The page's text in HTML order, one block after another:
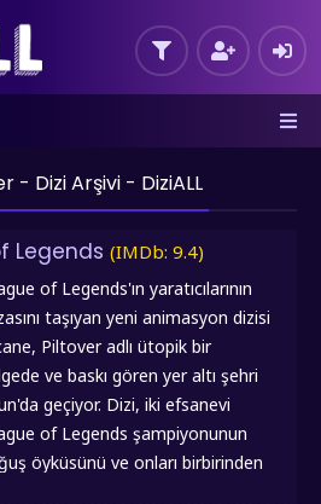
- Dizi Arşivi - DiziALL
Legends (IMDb: 9.4)
of Legends'ın yaratıcılarının
taşıyan yeni animasyon dizisi
Piltover adlı ütopik bir
ve baskı gören yer altı şehri
geçiyor. Dizi, iki efsanevi
of Legends şampiyonunun
öyküsünü ve onları birbirinden